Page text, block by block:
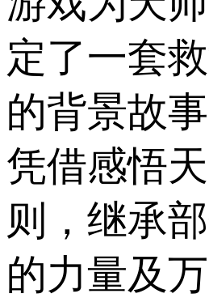
定了一套
的背景故
凭借感悟
则，继承
的力量及